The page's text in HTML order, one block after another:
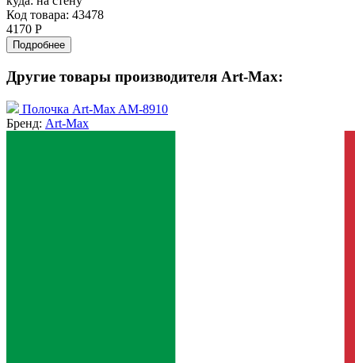
Код товара: 43478
4170 Р
Подробнее
Другие товары производителя Art-Max:
Полочка Art-Max AM-8910
Бренд: Art-Max